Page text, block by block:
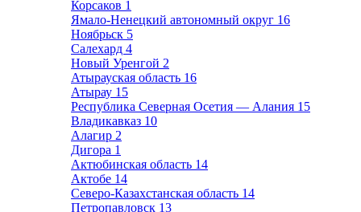
Корсаков 1
Ямало-Ненецкий автономный округ 16
Ноябрьск 5
Салехард 4
Новый Уренгой 2
Атырауская область 16
Атырау 15
Республика Северная Осетия — Алания 15
Владикавказ 10
Алагир 2
Дигора 1
Актюбинская область 14
Актобе 14
Северо-Казахстанская область 14
Петропавловск 13